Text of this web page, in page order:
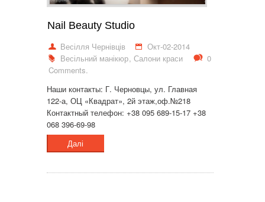
Nail Beauty Studio
Весілля Чернівців
Окт-02-2014
Весільний манікюр, Салони краси
0
Comments.
Наши контакты: Г. Черновцы, ул. Главная
122-а, ОЦ «Квадрат», 2й этаж,оф.№218
Контактный телефон: +38 095 689-15-17 +38
068 396-69-98
Далі